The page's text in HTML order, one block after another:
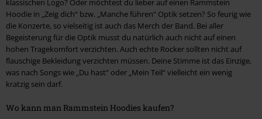
klassischen Logo? Oder möchtest du lieber auf einen Rammstein
Hoodie in „Zeig dich“ bzw. „Manche führen“ Optik setzen? So feurig wie
die Konzerte, so vielseitig ist auch das Merch der Band. Bei aller
Begeisterung für die Optik musst du natürlich auch nicht auf einen
hohen Tragekomfort verzichten. Auch echte Rocker sollten nicht auf
flauschige Bekleidung verzichten müssen. Deine Stimme ist das Einzige,
was nach Songs wie „Du hast“ oder „Mein Teil“ vielleicht ein wenig
kratzig sein darf.
Wo kann man Rammstein Hoodies kaufen?